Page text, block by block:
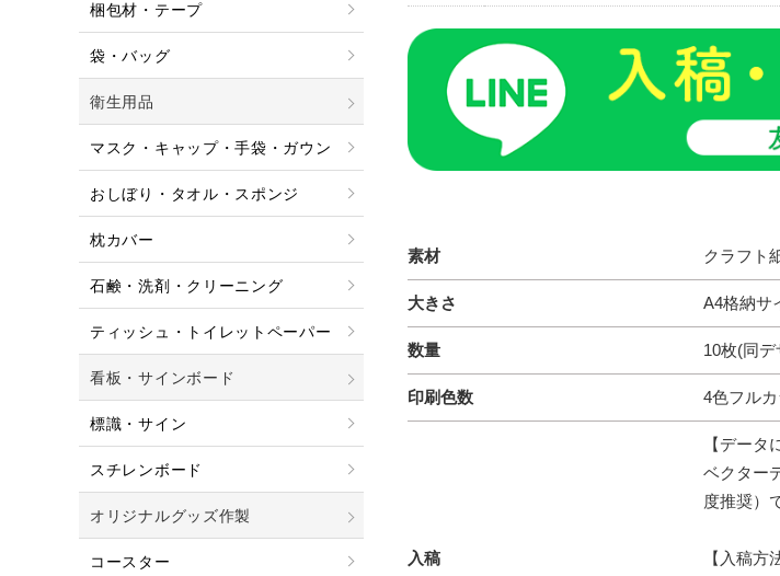
素材 クラフト
大きさ A4格納サ
数量 10枚(同
印刷色数 4色フル
入稿
【データ
ベクター
度推奨）
【入稿方
梱包材・テープ
袋・バッグ
衛生用品
マスク・キャップ・手袋・ガウン
おしぼり・タオル・スポンジ
枕カバー
石鹸・洗剤・クリーニング
ティッシュ・トイレットペーパー
看板・サインボード
標識・サイン
スチレンボード
オリジナルグッズ作製
コースター